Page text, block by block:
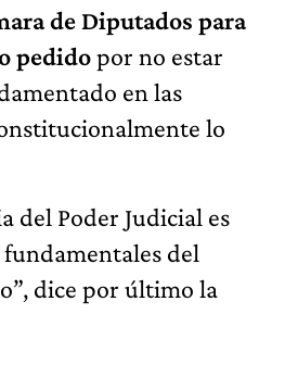
de Diputados para
pedidopor no estar
en las
lo
del Poder Judicial es
del
dice por último la